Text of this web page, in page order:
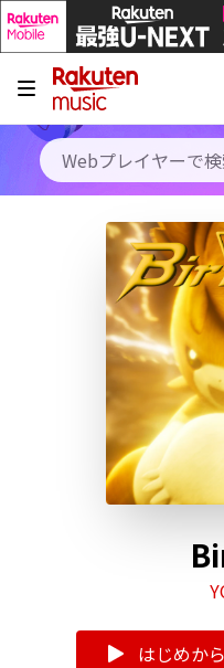
キャンペーン
料金プラン
使い方
初回30日間無料お試し
はじめか